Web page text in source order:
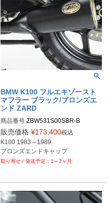
BMW K100 フルエキゾースト
マフラー ブラック/ブロンズエ
ンド ZARD
商品番号 ZBW531S00SBR-B
販売価格 ¥173,400税込
K100 1983～1989
ブロンズエンドキャップ
1～2ヶ月